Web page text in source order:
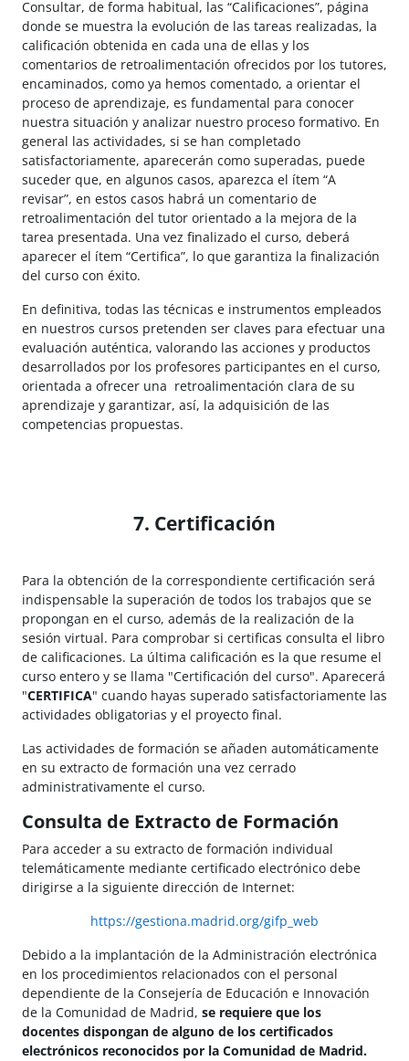
Consultar, de forma habitual, las “Calificaciones”, página
donde se muestra la evolución de las tareas realizadas, la
calificación obtenida en cada una de ellas y los
comentarios de retroalimentación ofrecidos por los tutores,
encaminados, como ya hemos comentado, a orientar el
proceso de aprendizaje, es fundamental para conocer
nuestra situación y analizar nuestro proceso formativo. En
general las actividades, si se han completado
satisfactoriamente, aparecerán como superadas, puede
suceder que, en algunos casos, aparezca el ítem “A
revisar”, en estos casos habrá un comentario de
retroalimentación del tutor orientado a la mejora de la
tarea presentada. Una vez finalizado el curso, deberá
aparecer el ítem “Certifica”, lo que garantiza la finalización
del curso con éxito.
En definitiva, todas las técnicas e instrumentos empleados
en nuestros cursos pretenden ser claves para efectuar una
evaluación auténtica, valorando las acciones y productos
desarrollados por los profesores participantes en el curso,
orientada a ofrecer una retroalimentación clara de su
aprendizaje y garantizar, así, la adquisición de las
competencias propuestas.
7. Certificación
Para la obtención de la correspondiente certificación será
indispensable la superación de todos los trabajos que se
propongan en el curso, además de la realización de la
sesión virtual. Para comprobar si certificas consulta el libro
de calificaciones. La última calificación es la que resume el
curso entero y se llama "Certificación del curso". Aparecerá
"CERTIFICA" cuando hayas superado satisfactoriamente las
actividades obligatorias y el proyecto final.
Las actividades de formación se añaden automáticamente
en su extracto de formación una vez cerrado
administrativamente el curso.
Consulta de Extracto de Formación
Para acceder a su extracto de formación individual
telemáticamente mediante certificado electrónico debe
dirigirse a la siguiente dirección de Internet:
https://gestiona.madrid.org/gifp_web
Debido a la implantación de la Administración electrónica
en los procedimientos relacionados con el personal
dependiente de la Consejería de Educación e Innovación
de la Comunidad de Madrid, se requiere que los
docentes dispongan de alguno de los certificados
electrónicos reconocidos por la Comunidad de Madrid.